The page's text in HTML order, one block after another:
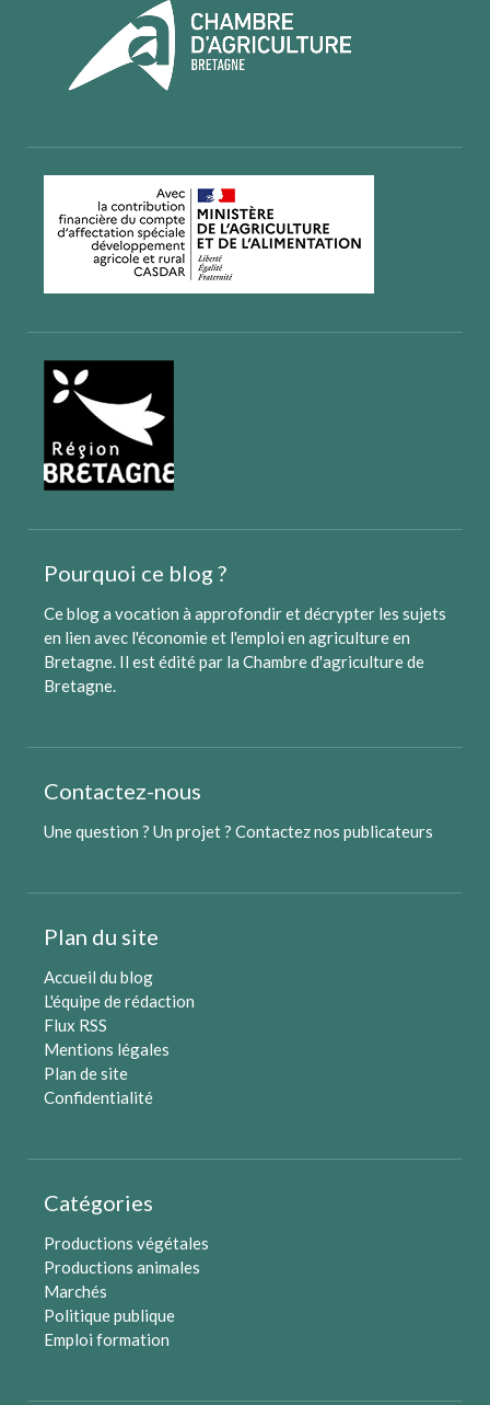
Pourquoi ce blog ?
Ce blog a vocation à approfondir et décrypter les sujets
en lien avec l'économie et l'emploi en agriculture en
Bretagne. Il est édité par la Chambre d'agriculture de
Bretagne.
Contactez-nous
Une question ? Un projet ? Contactez nos publicateurs
Plan du site
Accueil du blog
L'équipe de rédaction
Flux RSS
Mentions légales
Plan de site
Confidentialité
Catégories
Productions végétales
Productions animales
Marchés
Politique publique
Emploi formation